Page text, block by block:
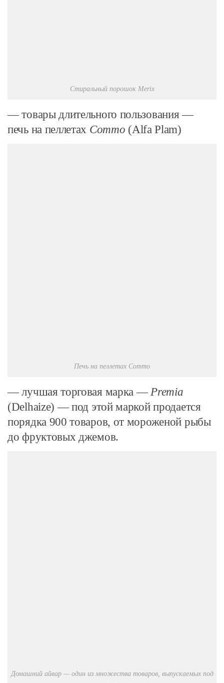
Стиральный порошок Merix
— товары длительного пользования —
печь на пеллетах Commo (Alfa Plam)
Печь на пеллетах Commo
— лучшая торговая марка —Premia
(Delhaize) — под этой маркой продается
порядка 900 товаров, от мороженой рыбы
до фруктовых джемов.
Домашний айвар — один из множества товаров, выпускаемых под